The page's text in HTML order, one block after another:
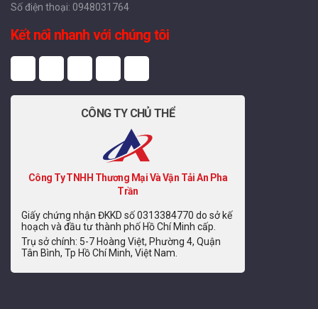
Số điện thoại: 0948031764
Kết nối nhanh với chúng tôi
CÔNG TY CHỦ THỂ
Công Ty TNHH Thương Mại Và Vận Tải An Pha
Trần
Giấy chứng nhận ĐKKD số 0313384770 do sở kế
hoạch và đầu tư thành phố Hồ Chí Minh cấp.
Trụ sở chính: 5-7 Hoàng Việt, Phường 4, Quận
Tân Bình, Tp Hồ Chí Minh, Việt Nam.